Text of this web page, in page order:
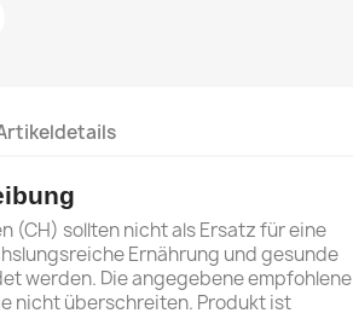
(CH) sollten nicht als Ersatz für eine
Ernährung und gesunde
werden. Die angegebene empfohlene
nicht überschreiten. Produkt ist